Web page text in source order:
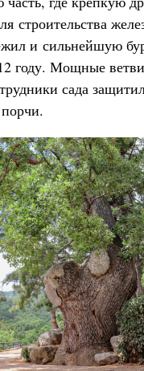
строительства
и сильнейшую
году. Мощные
сада